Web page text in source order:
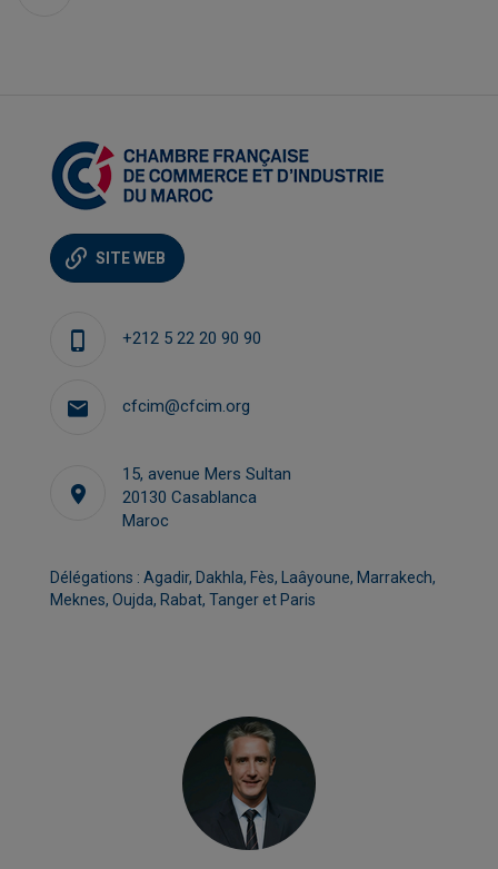
SITE WEB
+212 5 22 20 90 90
cfcim@cfcim.org
15, avenue Mers Sultan
20130 Casablanca
Maroc
Délégations : Agadir, Dakhla, Fès, Laâyoune, Marrakech,
Meknes, Oujda, Rabat, Tanger et Paris